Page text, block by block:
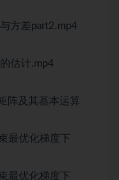
方差part2.mp4
估计.mp4
阵及其基本运算
最优化梯度下
最优化梯度下